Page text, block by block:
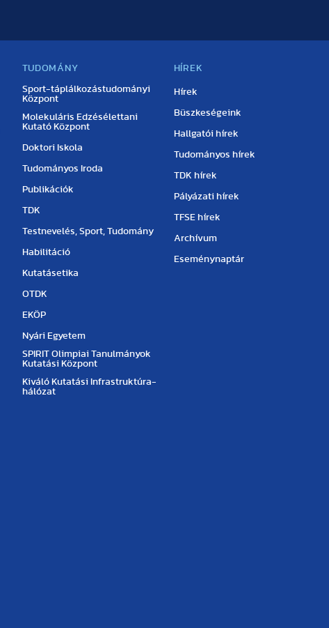
TUDOMÁNY
Sport-táplálkozástudományi
Központ
Molekuláris Edzésélettani
Kutató Központ
Doktori Iskola
Tudományos Iroda
Publikációk
TDK
Testnevelés, Sport, Tudomány
Habilitáció
Kutatásetika
OTDK
EKÖP
Nyári Egyetem
SPIRIT Olimpiai Tanulmányok
Kutatási Központ
Kiváló Kutatási Infrastruktúra-
hálózat
HÍREK
Hírek
Büszkeségeink
Hallgatói hírek
Tudományos hírek
TDK hírek
Pályázati hírek
TFSE hírek
Archívum
Eseménynaptár